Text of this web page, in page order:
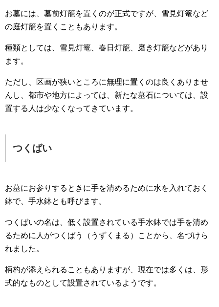
お墓には、墓前灯籠を置くのが正式ですが、雪見灯篭など
の庭灯籠を置くこともあります。
種類としては、雪見灯篭、春日灯籠、磨き灯籠などがあり
ます。
ただし、区画が狭いところに無理に置くのは良くありませ
んし、都市や地方によっては、新たな墓石については、設
置する人は少なくなってきています。
つくばい
お墓にお参りするときに手を清めるために水を入れておく
鉢で、手水鉢とも呼びます。
つくばいの名は、低く設置されている手水鉢では手を清め
るために人がつくばう（うずくまる）ことから、名づけら
れました。
柄杓が添えられることもありますが、現在では多くは、形
式的なものとして設置されているようです。